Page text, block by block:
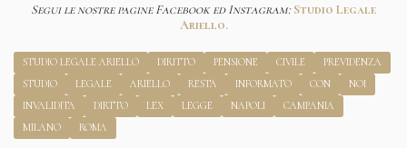
Segui le nostre pagine Facebook ed Instagram: Studio Legale
Ariello.
STUDIO LEGALE ARIELLO DIRITTO PENSIONE CIVILE
PREVIDENZA
STUDIO
LEGALE ARIELLO RESTA INFORMATO CON
NOI
INVALIDITA
DIRTTO LEX LEGGE NAPOLI
CAMPANIA
MILANO
ROMA